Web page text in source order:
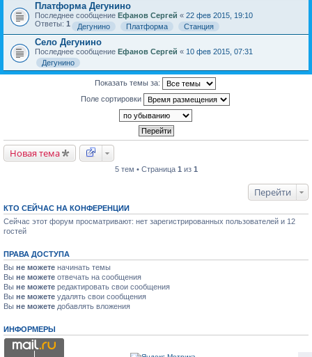
Платформа Дегунино
Последнее сообщение Ефанов Сергей « 22 фев 2015, 19:10
Ответы: 1 Дегунино Платформа Станция
Село Дегунино
Последнее сообщение Ефанов Сергей « 10 фев 2015, 07:31
Дегунино
Показать темы за:
Поле сортировки
Новая тема
5 тем • Страница 1 из 1
Перейти
КТО СЕЙЧАС НА КОНФЕРЕНЦИИ
Сейчас этот форум просматривают: нет зарегистрированных пользователей и 12
гостей
ПРАВА ДОСТУПА
Вы не можете начинать темы
Вы не можете отвечать на сообщения
Вы не можете редактировать свои сообщения
Вы не можете удалять свои сообщения
Вы не можете добавлять вложения
ИНФОРМЕРЫ